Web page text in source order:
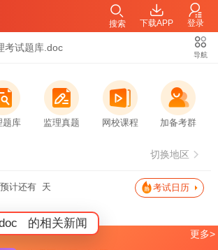
下载APP 登录
搜索
考试题库.doc
导航
题库 监理真题 网校课程 加备考群
切换地区
计还有 天 考试日历
的相关新闻
更多>